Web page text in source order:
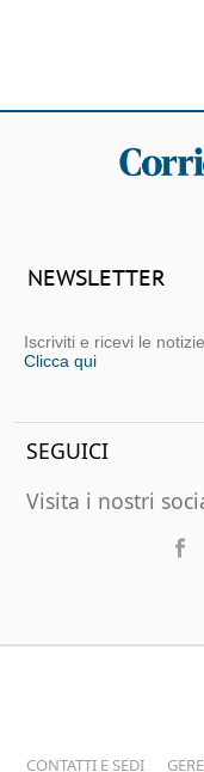
NEWSLETTER
Iscriviti e ricevi le
Clicca qui
SEGUICI
Visita i nostri
CONTATTI E SEDI